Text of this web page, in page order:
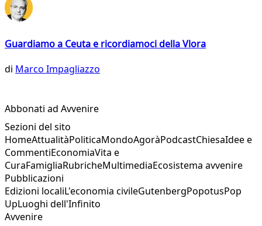
Guardiamo a Ceuta e ricordiamoci della Vlora
di Marco Impagliazzo
Abbonati ad Avvenire
Sezioni del sito
HomeAttualitàPoliticaMondoAgoràPodcastChiesaIdee e
CommentiEconomiaVita e
CuraFamigliaRubricheMultimediaEcosistema avvenire
Pubblicazioni
Edizioni localiL'economia civileGutenbergPopotusPop
UpLuoghi dell'Infinito
Avvenire